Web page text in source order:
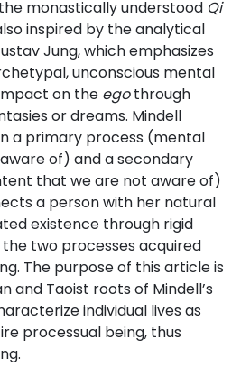
monastically understood Qi
inspired by the analytical
Jung, which emphasizes
unconscious mental
on the egothrough
or dreams. Mindell
a primary process (mental
of) and a secondary
that we are not aware of)
a person with her natural
existence through rigid
two processes acquired
The purpose of this article is
and Taoist roots of Mindell’s
individual lives as
processual being, thus